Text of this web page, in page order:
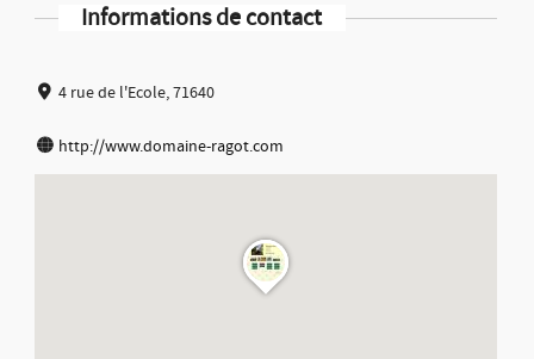
Informations de contact
4 rue de l'Ecole, 71640
http://www.domaine-ragot.com